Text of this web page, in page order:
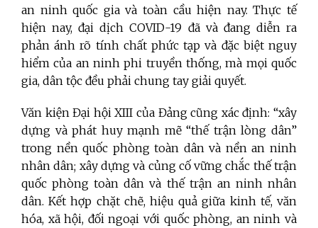
an ninh quốc gia và toàn cầu hiện nay. Thực tế
hiện nay, đại dịch COVID-19 đã và đang diễn ra
phản ánh rõ tính chất phức tạp và đặc biệt nguy
hiểm của an ninh phi truyền thống, mà mọi quốc
gia, dân tộc đều phải chung tay giải quyết.
Văn kiện Đại hội XIII của Đảng cũng xác định: “xây
dựng và phát huy mạnh mẽ “thế trận lòng dân”
trong nền quốc phòng toàn dân và nền an ninh
nhân dân; xây dựng và củng cố vững chắc thế trận
quốc phòng toàn dân và thế trận an ninh nhân
dân. Kết hợp chặt chẽ, hiệu quả giữa kinh tế, văn
hóa, xã hội, đối ngoại với quốc phòng, an ninh và